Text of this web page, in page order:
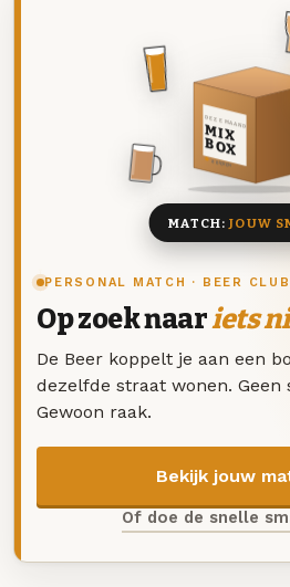
PERSONAL MATCH · BEER CLUB
Op zoek naariets
De Beer koppelt je aan een
dezelfde straat wonen. Geen
Gewoon raak.
Bekijk jouw
Of doe de snelle
DEZE MAAND
MIX
BOX
8 BIEREN
MATCH:JOUW